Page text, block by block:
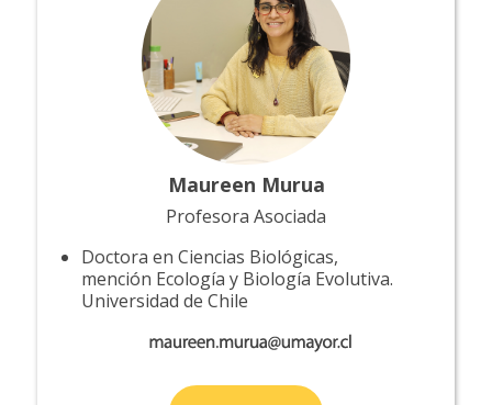
Maureen Murua
Profesora Asociada
Doctora en Ciencias Biológicas,
mención Ecología y Biología Evolutiva.
Universidad de Chile